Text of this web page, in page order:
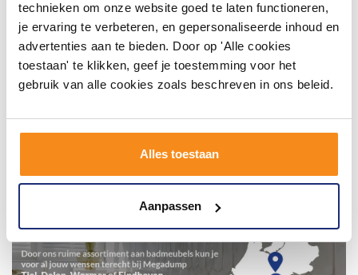
technieken om onze website goed te laten functioneren,
je ervaring te verbeteren, en gepersonaliseerde inhoud en
advertenties aan te bieden. Door op 'Alle cookies
toestaan' te klikken, geef je toestemming voor het
gebruik van alle cookies zoals beschreven in ons beleid.
Alles toestaan
Aanpassen